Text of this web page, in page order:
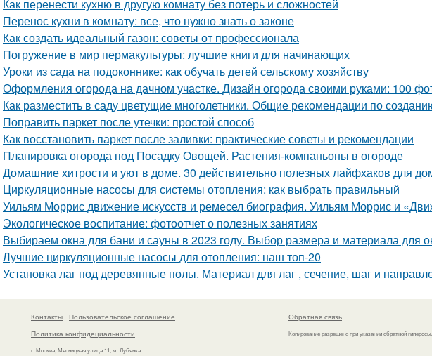
Как перенести кухню в другую комнату без потерь и сложностей
Перенос кухни в комнату: все, что нужно знать о законе
Как создать идеальный газон: советы от профессионала
Погружение в мир пермакультуры: лучшие книги для начинающих
Уроки из сада на подоконнике: как обучать детей сельскому хозяйству
Оформления огорода на дачном участке. Дизайн огорода своими руками: 100
Как разместить в саду цветущие многолетники. Общие рекомендации по
Поправить паркет после утечки: простой способ
Как восстановить паркет после заливки: практические советы и рекомендации
Планировка огорода под Посадку Овощей. Растения-компаньоны в огороде
Домашние хитрости и уют в доме. 30 действительно полезных лайфхаков для
Циркуляционные насосы для системы отопления: как выбрать правильный
Уильям Моррис движение искусств и ремесел биография. Уильям Моррис и
Экологическое воспитание: фотоотчет о полезных занятиях
Выбираем окна для бани и сауны в 2023 году. Выбор размера и материала для
Лучшие циркуляционные насосы для отопления: наш топ-20
Установка лаг под деревянные полы. Материал для лаг , сечение, шаг и
Контакты
Пользовательское соглашение
Политика конфидециальности
г. Москва, Мясницкая улица 11, м. Лубянка
Обратная связь
Копирование разрешено при указании обратной